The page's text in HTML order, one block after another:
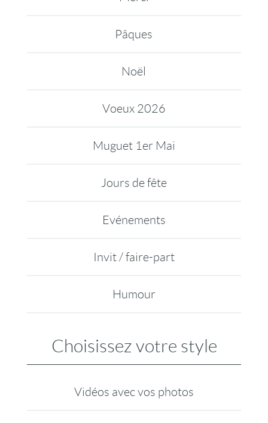
Pâques
Noël
Voeux 2026
Muguet 1er Mai
Jours de fête
Evénements
Invit / faire-part
Humour
Choisissez votre style
Vidéos avec vos photos